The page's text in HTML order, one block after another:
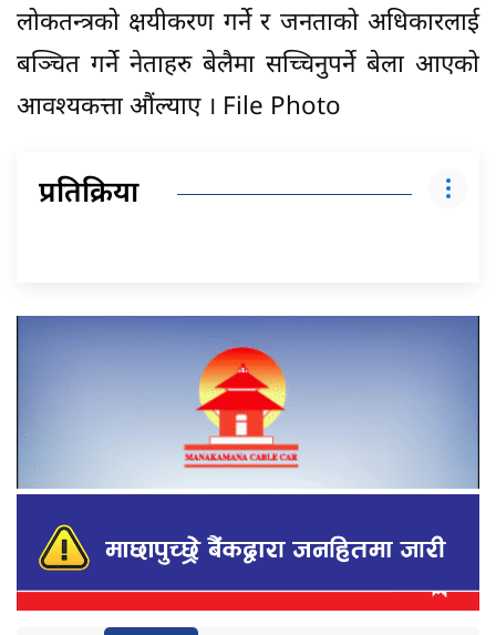
लोकतन्त्रको क्षयीकरण गर्ने र जनताको अधिकारलाई
बञ्चित गर्ने नेताहरु बेलैमा सच्चिनुपर्ने बेला आएको
आवश्यकत्ता औंल्याए । File Photo
प्रतिक्रिया